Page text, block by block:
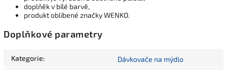
doplňěk v bílé barvě,
produkt oblíbené značky WENKO.
Doplňkové parametry
Kategorie: Dávkovače na mýdlo